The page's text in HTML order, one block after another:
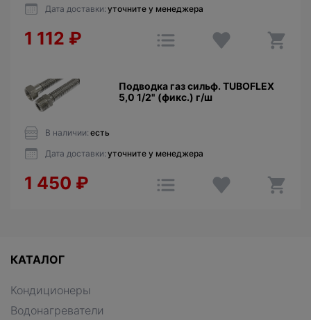
Дата доставки: уточните у менеджера
1 112 ₽
Подводка газ сильф. TUBOFLEX
5,0 1/2" (фикс.) г/ш
В наличии: есть
Дата доставки: уточните у менеджера
1 450 ₽
КАТАЛОГ
Кондиционеры
Водонагреватели